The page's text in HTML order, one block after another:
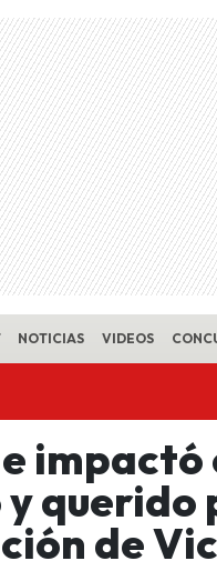
NOTICIAS VIDEOS
impactó
y
de